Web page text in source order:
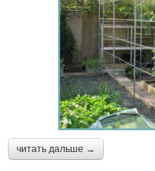
читать дальше →